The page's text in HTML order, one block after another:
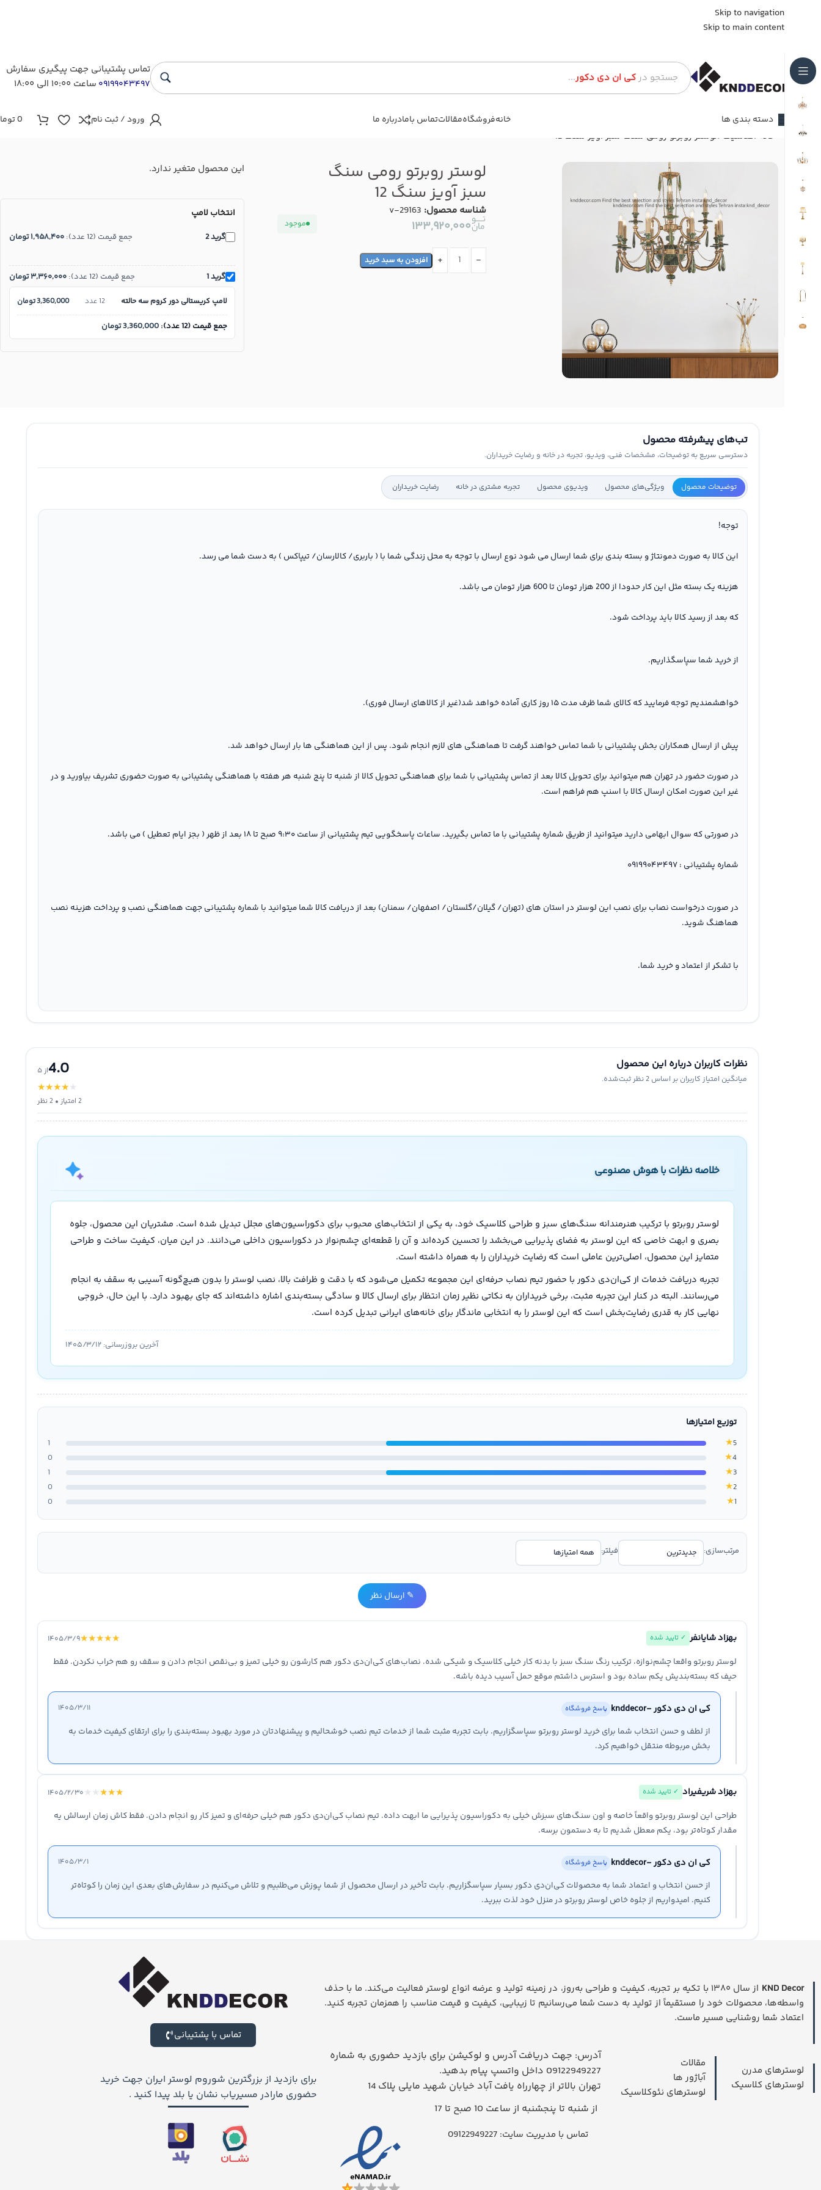
Skip to navigation
Skip to main content
جستجو در کی ان دی دکور...
تماس پشتیبانی جهت پیگیری سفارش
۰۹۱۹۹۰۴۳۴۹۷ ساعت ۱۰:۰۰ الی ۱۸:۰۰
دسته بندی ها خانهفروشگاهمقالاتتماس بامادرباره ما ورود / ثبت نام 0
خانه کلاسیک لوستر روبرتو رومی سنگ سبز آویز سنگ 12
لوستر روبرتو رومی سنگ
سبز آویز سنگ 12
شناسه محصول: v-29163
۱۳۳,۹۲۰,۰۰۰ موجود
افزودن به سبد خرید
این محصول متغیر ندارد.
انتخاب لامپ
گرید 2 جمع قیمت (12 عدد): ۱,۹۵۸,۴۰۰تومان
گرید 1 جمع قیمت (12 عدد): ۳,۳۶۰,۰۰۰تومان
لامپ کریستالی دور کروم سه حالته 12 عدد 3,360,000تومان
جمع قیمت (12 عدد): 3,360,000تومان
تب‌های پیشرفته محصول
دسترسی سریع به توضیحات، مشخصات فنی، ویدیو، تجربه در خانه و رضایت خریداران.
توضیحات محصول ویژگی‌های محصول ویدیوی محصول تجربه مشتری در خانه رضایت خریداران
توجه!
این کالا به صورت دمونتاژ و بسته بندی برای شما ارسال می شود نوع ارسال با توجه به محل زندگی شما با ( باربری/ کالارسان/ تیپاکس ) به دست شما می رسد.
هزینه یک بسته مثل این کار حدودا از 200 هزار تومان تا 600 هزار تومان می باشد.
که بعد از رسید کالا باید پرداخت شود.
از خرید شما سپاسگذاریم.
خواهشمندیم توجه فرمایید که کالای شما ظرف مدت ۱۵ روز کاری آماده خواهد شد(غیر از کالاهای ارسال فوری).
پیش از ارسال همکاران بخش پشتیبانی با شما تماس خواهند گرفت تا هماهنگی های لازم انجام شود. پس از این هماهنگی ها بار ارسال خواهد شد.
در صورت حضور در تهران هم میتوانید برای تحویل کالا بعد از تماس پشتیبانی با شما برای هماهنگی تحویل کالا از شنبه تا پنج شنبه هر هفته با هماهنگی پشتیبانی به صورت حضوری تشریف بیاورید و در
غیر این صورت امکان ارسال کالا با اسنپ هم فراهم است.
در صورتی که سوال ابهامی دارید میتوانید از طریق شماره پشتیبانی با ما تماس بگیرید. ساعات پاسخگویی تیم پشتیبانی از ساعت ۹:۳۰ صبح تا ۱۸ بعد از ظهر ( بجز ایام تعطیل ) می باشد.
شماره پشتیبانی : ۰۹۱۹۹۰۴۳۴۹۷
در صورت درخواست نصاب برای نصب این لوستر در استان های (تهران/ گیلان/گلستان/ اصفهان/ سمنان) بعد از دریافت کالا شما میتوانید با شماره پشتیبانی جهت هماهنگی نصب و پرداخت هزینه نصب
هماهنگ شوید.
با تشکر از اعتماد و خرید شما.
نظرات کاربران درباره این محصول
میانگین امتیاز کاربران بر اساس 2 نظر ثبت‌شده. 4.0از ۵
★★★★★
2 امتیاز • 2 نظر
خلاصه نظرات با هوش مصنوعی
متمایز این محصول، اصلی‌ترین عاملی است که رضایت خریداران را به همراه داشته است.
نهایی کار به قدری رضایت‌بخش است که این لوستر را به انتخابی ماندگار برای خانه‌های ایرانی تبدیل کرده است.
آخرین بروزرسانی: ۱۴۰۵/۳/۱۲
توزیع امتیازها
5
★
1
4
★
0
3
★
1
2
★
0
1
★
0
مرتب‌سازی: فیلتر:
✎ ارسال نظر
بهزاد شایانفر ✓ تایید شده ★
★
★
★
★۱۴۰۵/۳/۹
لوستر روبرتو واقعا چشم‌نوازه، ترکیب رنگ سنگ سبز با بدنه کار خیلی کلاسیک و شیکی شده. نصاب‌های کی‌ان‌دی دکور هم کارشون رو خیلی تمیز و بی‌نقص انجام دادن و سقف رو هم خراب نکردن. فقط
حیف که بسته‌بندیش یکم ساده بود و استرس داشتم موقع حمل آسیب دیده باشه.
کی ان دی دکور -knddecor پاسخ فروشگاه ۱۴۰۵/۳/۱۱
از لطف و حسن انتخاب شما برای خرید لوستر روبرتو سپاسگزاریم. بابت تجربه مثبت شما از خدمات تیم نصب خوشحالیم و پیشنهادتان در مورد بهبود بسته‌بندی را برای ارتقای کیفیت خدمات به
بخش مربوطه منتقل خواهیم کرد.
بهزاد شریفیراد ✓ تایید شده ★
★
★
★
★ ۱۴۰۵/۲/۳۰
طراحی این لوستر روبرتو واقعاً خاصه و اون سنگ‌های سبزش خیلی به دکوراسیون پذیرایی ما ابهت داده. تیم نصاب کی‌ان‌دی دکور هم خیلی حرفه‌ای و تمیز کار رو انجام دادن. فقط کاش زمان ارسالش یه
مقدار کوتاه‌تر بود، یکم معطل شدیم تا به دستمون برسه.
کی ان دی دکور -knddecor پاسخ فروشگاه ۱۴۰۵/۳/۱
از حسن انتخاب و اعتماد شما به محصولات کی‌ان‌دی دکور بسیار سپاسگزاریم. بابت تأخیر در ارسال محصول از شما پوزش می‌طلبیم و تلاش می‌کنیم در سفارش‌های بعدی این زمان را کوتاه‌تر
کنیم. امیدواریم از جلوه خاص لوستر روبرتو در منزل خود لذت ببرید.
KND Decor
از سال ۱۳۸۰ با تکیه بر تجربه، کیفیت و طراحی به‌روز، در زمینه تولید و عرضه انواع لوستر فعالیت می‌کند. ما با حذف
واسطه‌ها، محصولات خود را مستقیماً از تولید به دست شما می‌رسانیم تا زیبایی، کیفیت و قیمت مناسب را همزمان تجربه کنید.
اعتماد شما روشنایی مسیر ماست.
لوسترهای مدرن
لوسترهای کلاسیک
مقالات
آباژور ها
لوسترهای نئوکلاسیک
آدرس: جهت دریافت آدرس و لوکیشن برای بازدید حضوری به شماره
09122949227 داخل واتسپ پیام بدهید.
تهران بالاتر از چهارراه یافت آباد خیابان شهید مایلی پلاک 14
تماس با پشتیبانی
از شنبه تا پنجشنبه از ساعت 10 صبح تا 17
تماس با مدیریت سایت: 09122949227
برای بازدید از بزرگترین شوروم لوستر ایران جهت خرید
حضوری مارادر مسیریاب نشان یا بلد پیدا کنید .